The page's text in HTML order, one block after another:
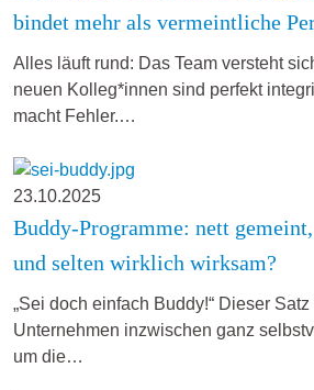
bindet mehr als vermeintliche
Alles läuft rund: Das Team versteht
neuen Kolleg*innen sind perfekt
macht Fehler.…
23.10.2025
Buddy-Programme: nett
und selten wirklich wirksam?
„Sei doch einfach Buddy!“ Dieser
Unternehmen inzwischen ganz
um die…